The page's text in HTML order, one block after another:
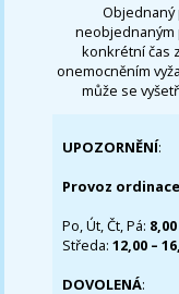
neobjednaným
konkrétní čas
onemocněním
může se
UPOZORNĚNÍ:
Provoz
Po, Út, Čt, Pá:
Středa:12,00 –
DOVOLENÁ: